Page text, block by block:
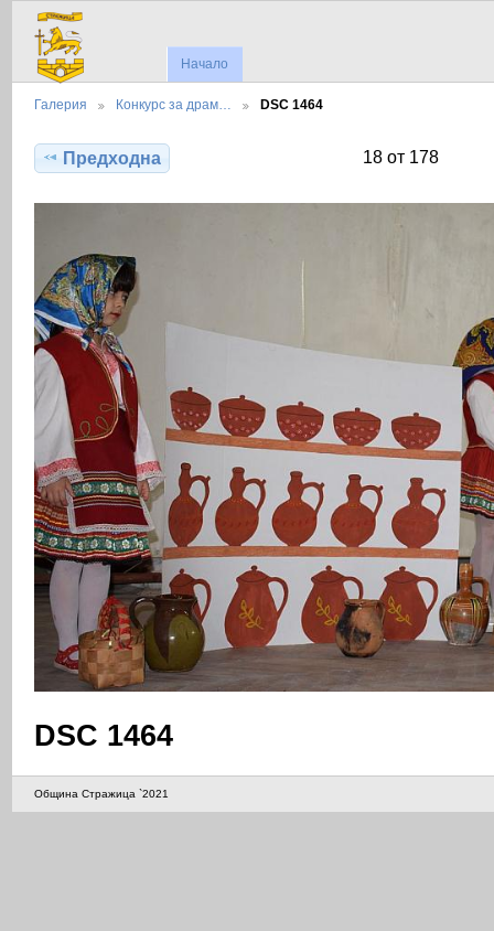
Начало
Галерия Конкурс за драм… DSC 1464
Предходна 18 от 178
DSC 1464
Община Стражица `2021